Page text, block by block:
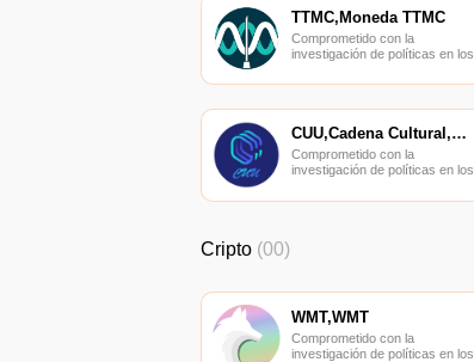
TTMC,Moneda TTMC
Comprometido con la
investigación de políticas en los
finanzas, las finanzas
CUU,Cadena Cultural,Cadena Cultural
Comprometido con la
investigación de políticas en los
finanzas, las finanzas
Cripto (00)
WMT,WMT
Comprometido con la
investigación de políticas en los